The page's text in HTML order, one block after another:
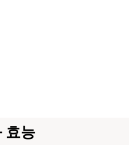
효능